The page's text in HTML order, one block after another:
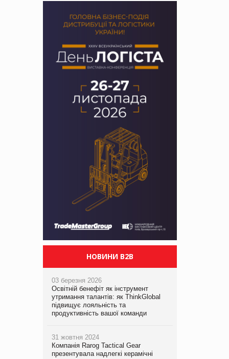
НОВИНИ B2B
03 березня 2026
Освітній бенефіт як інструмент
утримання талантів: як ThinkGlobal
підвищує лояльність та
продуктивність вашої команди
31 жовтня 2024
Компанія Rarog Tactical Gear
презентувала надлегкі керамічні